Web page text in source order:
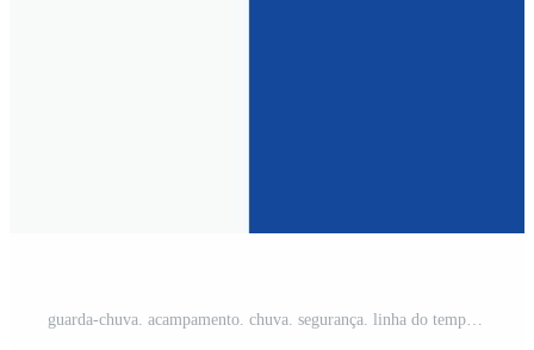
guarda-chuva. acampamento. chuva. segurança. linha do tempo e botão web glifo em banner vertical de cor azul para ui e ux. site ou aplicativo móvel Vetor Grátis